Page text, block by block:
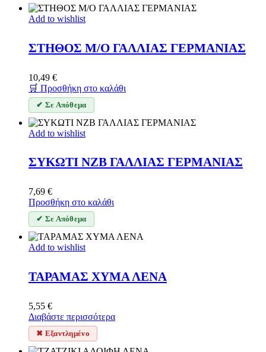
Add to wishlist
ΣΤΗΘΟΣ Μ/Ο ΓΑΛΛΙΑΣ ΓΕΡΜΑΝΙΑΣ
10,49 €
🛒 Προσθήκη στο καλάθι
✔ Σε Απόθεμα
Add to wishlist
ΣΥΚΩΤΙ ΝΖΒ ΓΑΛΛΙΑΣ ΓΕΡΜΑΝΙΑΣ
7,69 €
Προσθήκη στο καλάθι
✔ Σε Απόθεμα
Add to wishlist
ΤΑΡΑΜΑΣ ΧΥΜΑ ΛΕΝΑ
5,55 €
Διαβάστε περισσότερα
✖ Εξαντλημένο